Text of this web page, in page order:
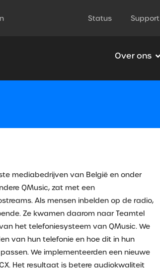
Status Support
Over ons
mediabedrijven van België en onder
QMusic, zat met een
Als mensen inbelden op de radio,
Ze kwamen daarom naar Teamtel
het telefoniesysteem van QMusic. We
van hun telefonie en hoe dit in hun
We implementeerden een nieuwe
Het resultaat is betere audiokwaliteit